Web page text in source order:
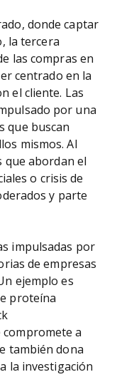
donde captar
la tercera
las compras en
centrado en la
el cliente. Las
por una
que buscan
mismos. Al
abordan el
o crisis de
y parte
impulsadas por
de empresas
ejemplo es
proteína
compromete a
también dona
la investigación